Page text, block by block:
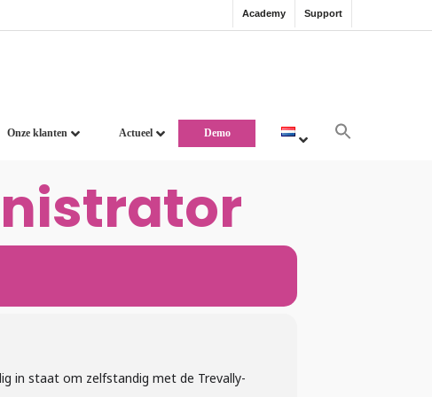
Academy Support
Onze klanten Actueel Demo
in staat om zelfstandig met de Trevally-